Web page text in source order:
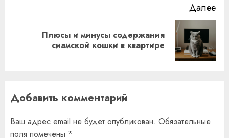
Далее
Следующая
Плюсы и минусы содержания
сиамской кошки в квартире
Добавить комментарий
Ваш адрес email не будет опубликован. Обязательные
поля помечены *